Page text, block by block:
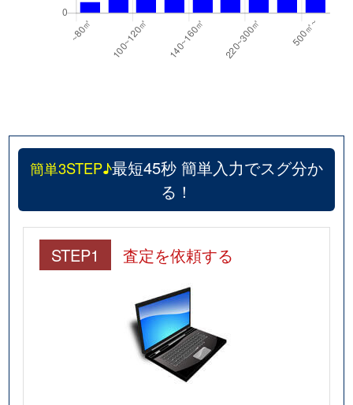
簡単3STEP♪最短45秒 簡単入力でスグ分か
る！
STEP1 査定を依頼する